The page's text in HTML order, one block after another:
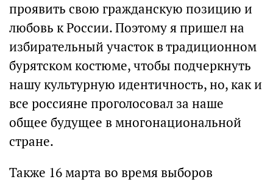
проявить свою гражданскую позицию и
любовь к России. Поэтому я пришел на
избирательный участок в традиционном
бурятском костюме, чтобы подчеркнуть
нашу культурную идентичность, но, как и
все россияне проголосовал за наше
общее будущее в многонациональной
стране.
Также 16 марта во время выборов